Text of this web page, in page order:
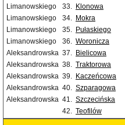
Limanowskiego
33. Klonowa
Limanowskiego
34. Mokra
Limanowskiego
35. Pułaskiego
Limanowskiego
36. Woronicza
Aleksandrowska 37. Bielicowa
Aleksandrowska 38. Traktorowa
Aleksandrowska 39. Kaczeńcowa
Aleksandrowska 40. Szparagowa
Aleksandrowska 41. Szczecińska
42. Teofilów